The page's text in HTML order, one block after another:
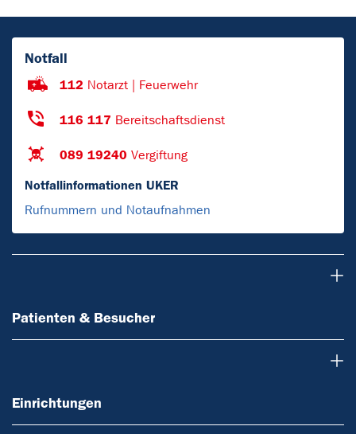
Notfall
112 Notarzt | Feuerwehr
116 117 Bereitschaftsdienst
089 19240 Vergiftung
Notfallinformationen UKER
Rufnummern und Notaufnahmen
Patienten & Besucher
Einrichtungen